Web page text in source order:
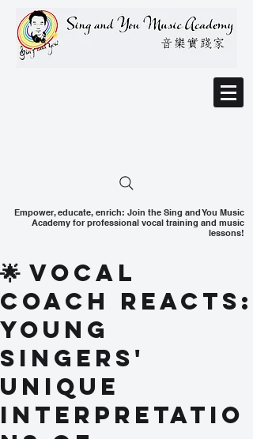
Empower, educate, enrich: Join the Sing and You Music
Academy for professional vocal training and music
lessons!
🌟 Vocal
Coach Reacts:
Young
Singers'
Unique
Interpretatio